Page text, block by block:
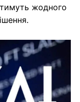
жодного